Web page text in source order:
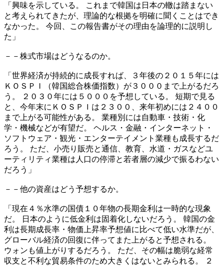
「興味を示している。 これまで韓国は日本の轍は踏まない
と考えられてきたが、理論的な根拠を明確に聞くことはでき
なかった。 今回、この報告書がその理由を論理的に説明し
た」
－－株式市場はどうなるのか。
「世界経済が持続的に成長すれば、３年後の２０１５年には
ＫＯＳＰＩ（韓国総合株価指数）が３０００まで上がるだろ
う。 ２０３０年には５０００を予想している。 短期で見る
と、今年末にＫＯＳＰＩは２３００、来年初めには２４００
まで上がる可能性がある。 業種別には自動車・技術・化
学・機械などが有望だ。 ヘルス・金融・インターネット・
ソフトウェア・観光・エンターテイメント業種も成長するだ
ろう。 ただ、小売り販売と通信、教育、水道・ガスなどユ
ーティリティ業種は人口の停滞と若者層の減少で振るわない
だろう」
－－他の資産はどう予想するか。
「現在４％水準の国債１０年物の長期金利は一時的な現象
だ。 日本のように低金利は固着化しないだろう。 韓国の金
利は長期成長率・物価上昇率予想値に比べて低い水準だが、
グローバル経済の回復に伴ってまた上がると予想される。
ウォンも値上がりするだろう。 ただ、その幅は脆弱な経常
収支と不利な貿易条件のため大きくはないとみられる。 ２